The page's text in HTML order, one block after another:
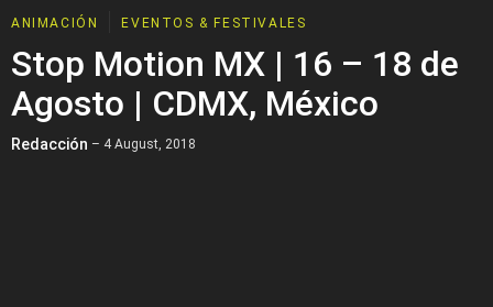
ANIMACIÓN EVENTOS & FESTIVALES
Stop Motion MX | 16 – 18 de
Agosto | CDMX, México
Redacción – 4 August, 2018